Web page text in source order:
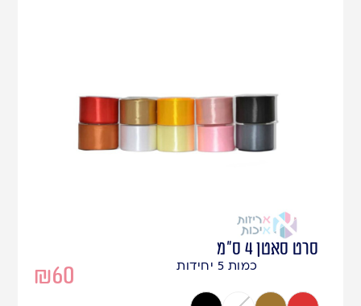
סרט סאטן 4 ס"מ
₪60 כמות 5 יחידות
אדום חום זהבלבן שחור